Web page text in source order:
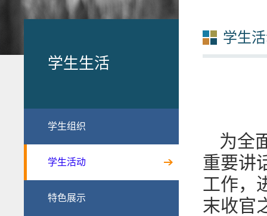
学生生活
学生组织
学生活动
特色展示
学生
为全
重要讲
工作，
末收官